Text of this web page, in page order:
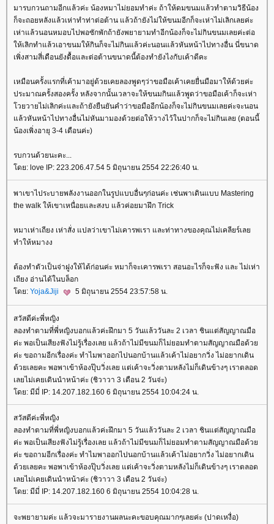
มารบกวนถามอีกแล้วค่ะ น้องหมาไม่ยอมทำค่ะ ถ้าให้ดมขนมแล้วทำตามวิธีน้อง
ก็จะถอยหลังแล้วเห่าทำท่าต่อต้าน แล้วถ้ายังไม่ให้ขนมอีกก็จะเห่าไม่เลิกเลยค่ะ
เห่าแล้วนอนหมอบไปพอซักพักถ้ายังพยายามทำอีกน้องก็จะไม่กินขนมเลยค่ะต่อ
ห้เลิกทำแล้วเอาขนมให้กินก็จะไม่กินแล้วค่ะนอนแล้วหันหน้าไปทางอื่น นี่ขนาด
เพิ่งสามสี่เดือนยังดื้อและต่อต้านขนาดนี้ต้องทำยังไงกับเค้าดีคะ
เหมือนครั้งแรกที่เค้ามาอยู่ด้วยเคยลองพูดๆว่าขอมือเค้าเคยยื่นมือมาให้ด้วยค่ะ
ประมาณครั้งสองครั้ง หลังจากนั้นเวลาจะให้ขนมกินแล้วพูดว่าขอมือเค้าก็จะเห่า
วยวายไม่เลิกค่ะและถ้ายังยืนยันคำว่าขอมืออีกน้องก็จะไม่กินขนมเลยค่ะจะนอน
ล้วหันหน้าไปทางอื่นไม่หันมามองด้วยต่อให้วางไว้ในปากก็จะไม่กินเลย (ตอนนี้
น้องเพิ่งอายุ 3-4 เดือนค่ะ)
รบกวนด้วยนะคะ...
ดย: love IP: 223.206.47.54 5 มิถุนายน 2554 22:26:40 น.
พาเขาไประบายพลังงานออกในรูปแบบอื่นๆก่อนค่ะ เช่นพาเดินแบบ Mastering
the walk ให้เขาเหนื่อยและสงบ แล้วค่อยมาฝึก Trick
หมาเห่าเถียง เห่าสั่ง แปลว่าเขาไม่เคารพเรา และท่าทางของคุณไม่เคลียร์เล
ทำให้หมางง
ต้องทำตัวเป็นจ่าฝูงให้ได้ก่อนค่ะ หมาก็จะเคารพเรา สอนอะไรก็จะฟัง และ ไม่เห่า
เถียง อ่านได้ในบล็อก
ดย: Yoja&Jiji 5 มิถุนายน 2554 23:57:58 น.
สวัสดีค่ะพี่หญิง
ลองทำตามที่พี่หญิงบอกแล้วค่ะฝึกมา 5 วันแล้ววันละ 2 เวลา ชินแต่สัญญาณมือ
ค่ะ พอเป็นเสียงฟังไม่รู้เรื่องเลย แล้วถ้าไม่มีขนมก็ไม่ยอมทำตามสัญญาณมือด้ว
ค่ะ ขอถามอีกเรื่องค่ะ ทำไมพาออกไปนอกบ้านแล้วเค้าไม่อยากวิ่ง ไม่อยากเดิน
ด้วยเลยคะ พอพาเข้าห้องปุ๊บวิ่งเลย แต่เค้าจะวิ่งตามหลังไม่ก็เดินข้างๆ เราตลอด
เลยไม่เคยเดินนำหน้าค่ะ (ชิวาวา 3 เดือน 2 วันจ่ะ)
ดย: มีมี่ IP: 14.207.182.160 6 มิถุนายน 2554 10:04:24 น.
สวัสดีค่ะพี่หญิง
ลองทำตามที่พี่หญิงบอกแล้วค่ะฝึกมา 5 วันแล้ววันละ 2 เวลา ชินแต่สัญญาณมือ
ค่ะ พอเป็นเสียงฟังไม่รู้เรื่องเลย แล้วถ้าไม่มีขนมก็ไม่ยอมทำตามสัญญาณมือด้ว
ค่ะ ขอถามอีกเรื่องค่ะ ทำไมพาออกไปนอกบ้านแล้วเค้าไม่อยากวิ่ง ไม่อยากเดิน
ด้วยเลยคะ พอพาเข้าห้องปุ๊บวิ่งเลย แต่เค้าจะวิ่งตามหลังไม่ก็เดินข้างๆ เราตลอด
เลยไม่เคยเดินนำหน้าค่ะ (ชิวาวา 3 เดือน 2 วันจ่ะ)
ดย: มีมี่ IP: 14.207.182.160 6 มิถุนายน 2554 10:04:28 น.
จะพยายามค่ะ แล้วจะมารายงานผลนะคะขอบคุณมากๆเลยค่ะ (ปาดเหงื่อ)